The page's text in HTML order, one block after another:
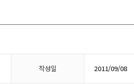
작성일 2011/09/08